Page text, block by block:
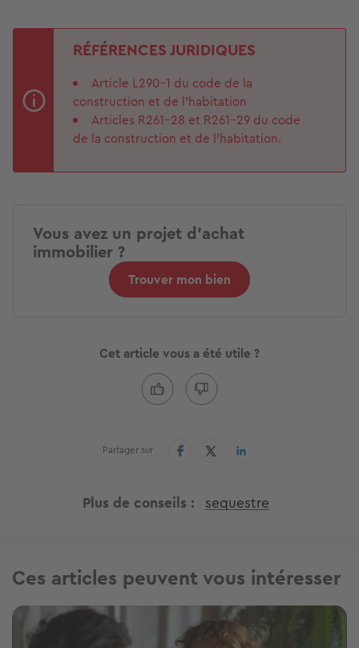
RÉFÉRENCES JURIDIQUES
Article L290-1 du code de la
construction et de l’habitation
Articles R261-28 et R261-29 du code
de la construction et de l’habitation.
Vous avez un projet d'achat
immobilier ?
Trouver mon bien
Cet article vous a été utile ?
Partager sur
Plus de conseils sequestre
Ces articles peuvent vous intéresser
Image